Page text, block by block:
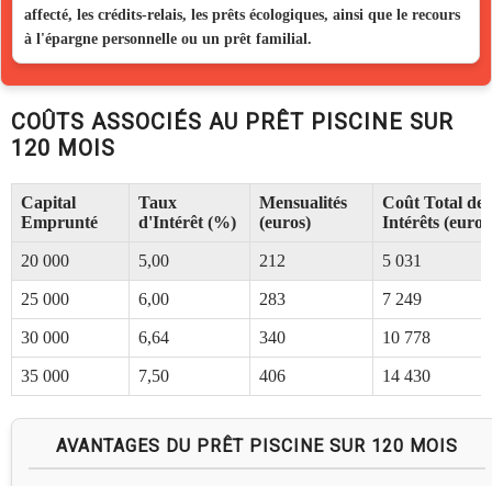
affecté, les crédits-relais, les prêts écologiques, ainsi que le recours
à l'épargne personnelle ou un prêt familial.
COÛTS ASSOCIÉS AU PRÊT PISCINE SUR
120 MOIS
Capital
Emprunté
Taux
d'Intérêt (%)
Mensualités
(euros)
Coût Total des
Intérêts
20 000 5,00 212 5 031
25 000 6,00 283 7 249
30 000 6,64 340 10 778
35 000 7,50 406 14 430
AVANTAGES DU PRÊT PISCINE SUR 120 MOIS